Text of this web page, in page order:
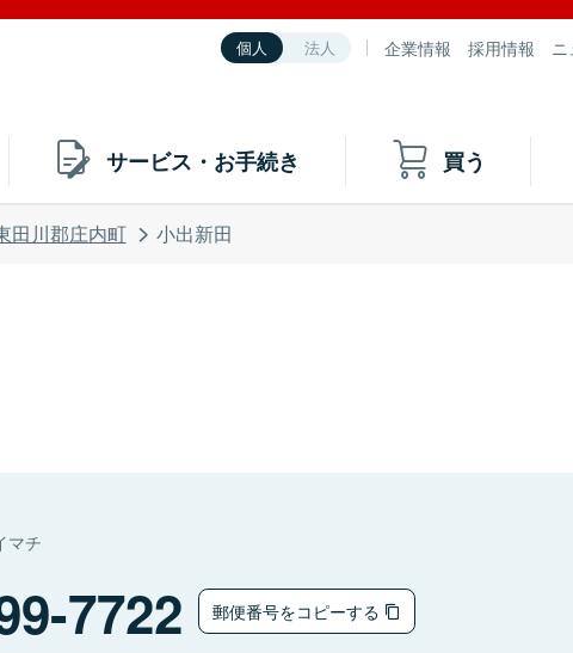
個人 法人 企業情報 採用情報
サービス・お手続き 買う
田川郡庄内町 小出新田
マチ
7722 郵便番号をコピーする